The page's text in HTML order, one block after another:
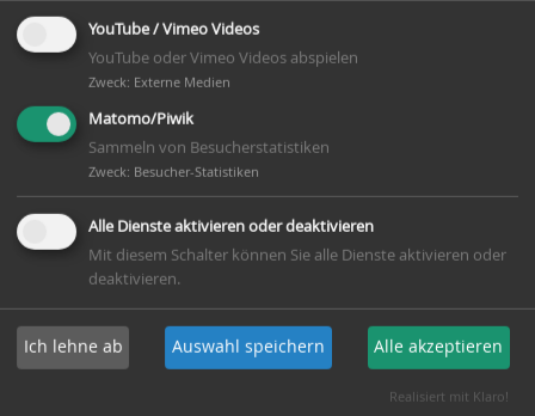
Flyer TT-Vereinsmeisterschaften Nachwuchs
Die Tischtennisabteilung im MTV „Fichte“ Winsen
(Aller) sucht aus den Reihen des Nachwuchses die
Vereinsmeisterin / den Vereinsmeister im Jahr
2023.
Die Tischtennis-Vereinsmeisterschaften erfreuen
sich seit seiner erstmaligen Durchführung im Jahre
1975 außerordentlicher Beliebtheit. Bei diesem für
die Nachwuchsspielerinnen und Nachwuchsspieler
durchgeführten Turnier können die Mädchen und
Jungs zeigen, wie erfolgreich sie mit dem Plastikball
umgehen können.
YouTube / Vimeo Videos
YouTube oder Vimeo Videos abspielen
Zweck: Externe Medien
Matomo/Piwik
Sammeln von Besucherstatistiken
Zweck: Besucher-Statistiken
Alle Dienste aktivieren oder deaktivieren
Mit diesem Schalter können Sie alle Dienste aktivieren oder
deaktivieren.
Ich lehne ab Auswahl speichern Alle akzeptieren
Realisiert mit Klaro!